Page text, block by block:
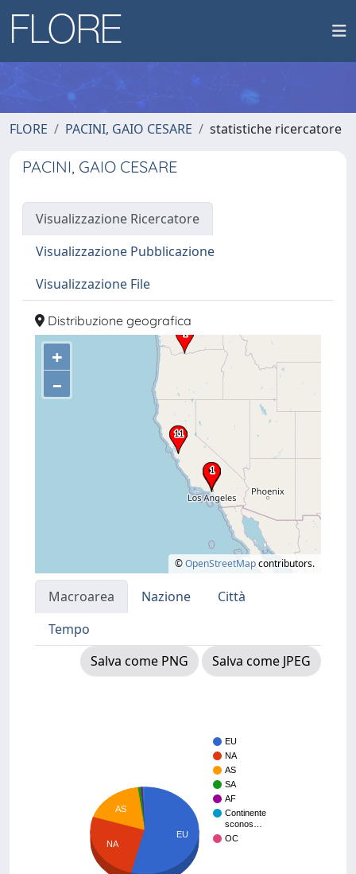
FLORE PACINI, GAIO CESARE statistiche ricercatore
PACINI, GAIO CESARE
Visualizzazione Ricercatore
Visualizzazione Pubblicazione
Visualizzazione File
Distribuzione geografica
+
–
©OpenStreetMapcontributors.
Macroarea Nazione
Città
Tempo
Salva come PNG
Salva come JPEG
EU
NA
AS
SA
AF
Continente
sconos…
OC
AS
NA
EU